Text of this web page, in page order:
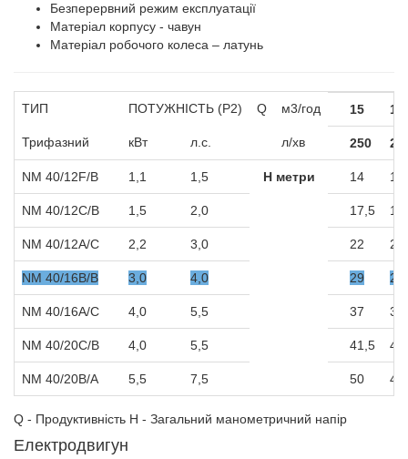
Безперервний режим експлуатації
Матеріал корпусу - чавун
Матеріал робочого колеса – латунь
ТИП ПОТУЖНІСТЬ (P2) Q м3/год 15
Трифазний кВт л.с. л/хв 250
NM 40/12F/B 1,1 1,5 Н метри 14
NM 40/12C/B 1,5 2,0 17,5 17
NM 40/12A/C 2,2 3,0 22 22
NM 40/16B/B 3,0 4,0 29
NM 40/16A/C 4,0 5,5 37
NM 40/20C/B 4,0 5,5 41,5
NM 40/20B/A 5,5 7,5 50
Q - Продуктивність H - Загальний манометричний напір
Електродвигун